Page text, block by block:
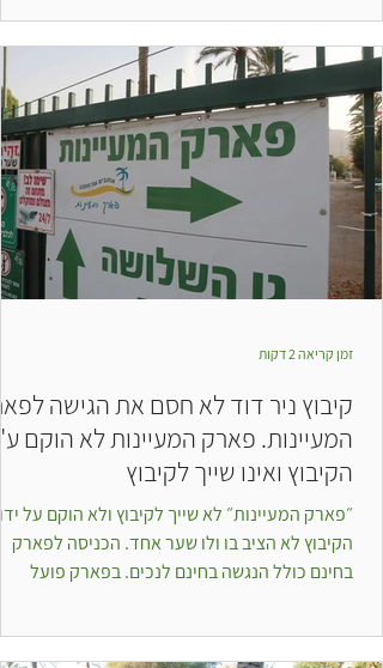
קיבוץ ניר דוד לא חסם את הגישה
המעיינות. פארק המעיינות לא הוקם
הקיבוץ ואינו שייך לקיבוץ
״פארק המעיינות״ לא שייך לקיבוץ ולא הוקם על
הקיבוץ לא הציב בו ולו שער אחד. הכניסה לפארק
בחינם כולל הנגשה בחינם לנכים. בפארק פועל
זמן קריאה 2 דקות